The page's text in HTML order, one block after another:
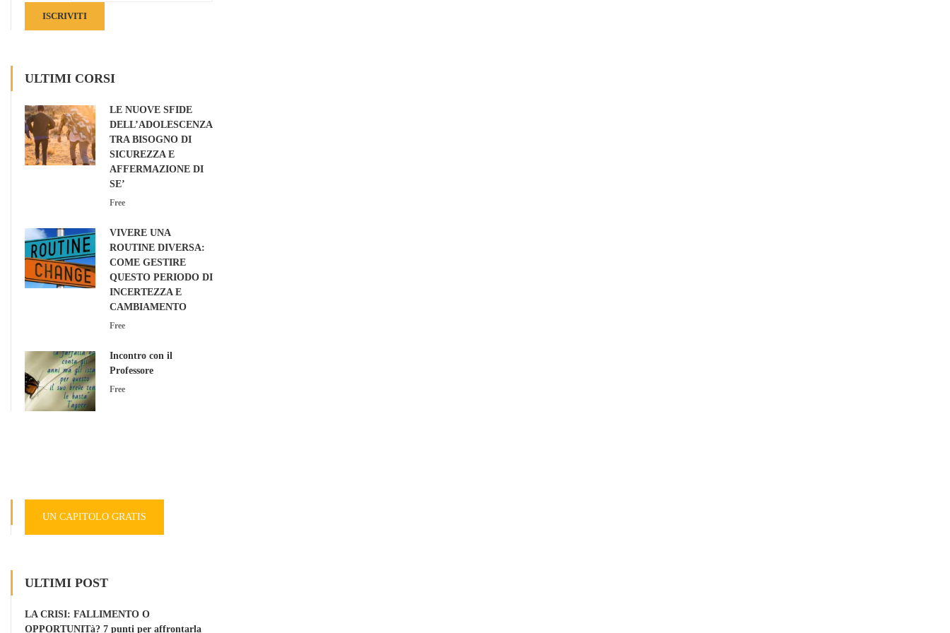
ISCRIVITI
ULTIMI CORSI
LE NUOVE SFIDE
DELL’ADOLESCENZA:
TRA BISOGNO DI
SICUREZZA E
AFFERMAZIONE DI
SE’
Free
VIVERE UNA
ROUTINE DIVERSA:
COME GESTIRE
QUESTO PERIODO DI
INCERTEZZA E
CAMBIAMENTO
Free
Incontro con il
Professore
Free
UN CAPITOLO GRATIS
ULTIMI POST
LA CRISI: FALLIMENTO O
OPPORTUNITà? 7 punti per affrontarla